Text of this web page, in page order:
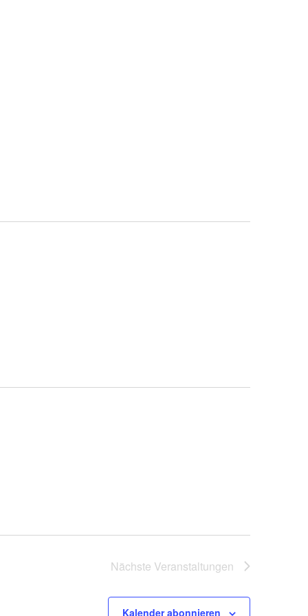
Nächste Veranstaltungen
Kalender abonnieren